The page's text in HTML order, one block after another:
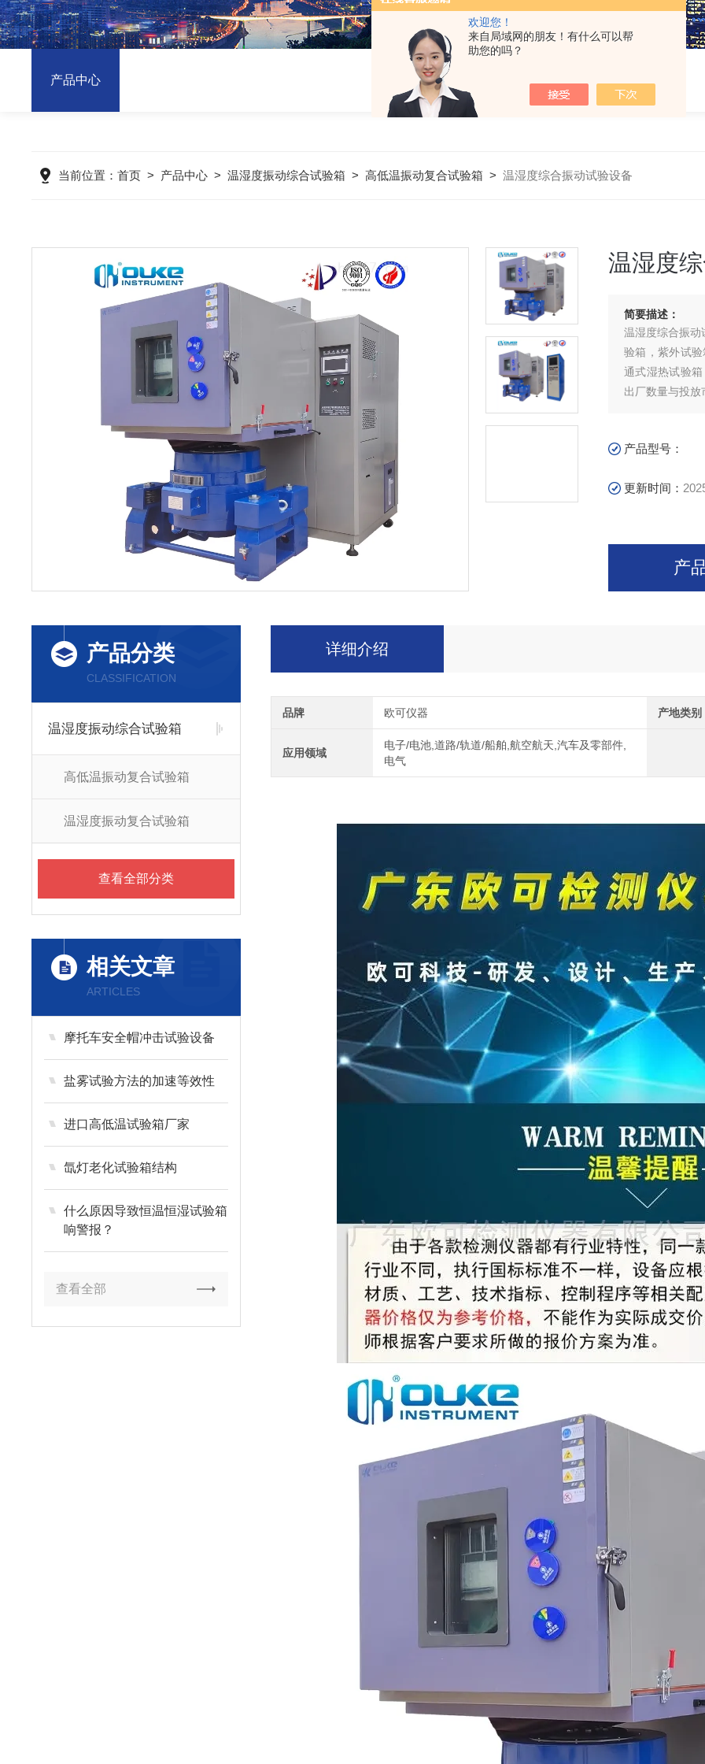
欢迎您！
来自局域网的朋友！有什么可以帮
助您的吗？
产品中心
当前位置：首页 > 产品中心 >温湿度振动综合试验箱 >高低温振动复合试验箱 >温湿度综合振动试验设备
温湿度
简要描述：
温湿度综合振动
验箱，紫外试
通式湿热试验
出厂数量与投
产品型号：
更新时间：
产
产品分类
CLASSIFICATION
温湿度振动综合试验箱
高低温振动复合试验箱
温湿度振动复合试验箱
查看全部分类
相关文章
ARTICLES
摩托车安全帽冲击试验设备
盐雾试验方法的加速等效性
进口高低温试验箱厂家
氙灯老化试验箱结构
什么原因导致恒温恒湿试验箱
响警报？
查看全部
详细介绍
品牌 欧可仪器 产地类别
应用领域
电子/电池,道路/轨道/船舶,航空航天,汽车及零部件,
电气